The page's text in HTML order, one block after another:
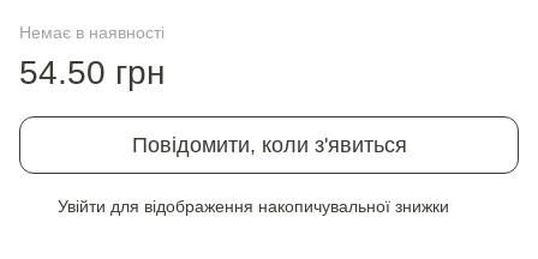
Немає в наявності
54.50 грн
Повідомити, коли з'явиться
Увійти для відображення накопичувальної знижки